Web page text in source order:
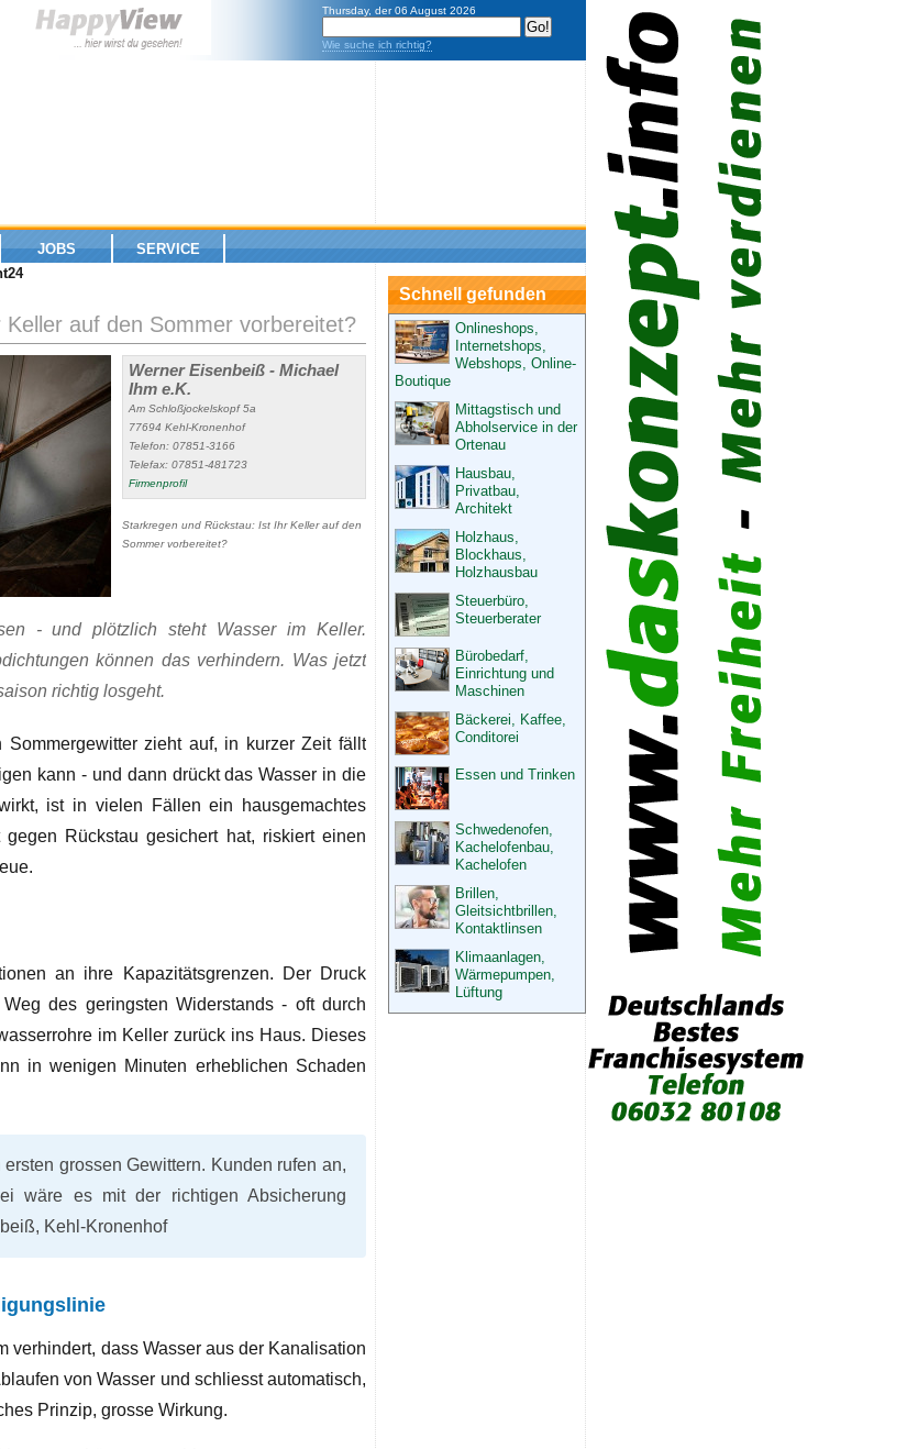
Thursday, der 06 August 2026
Wie suche ich richtig?
JOBS SERVICE
Schnell gefunden
Onlineshops,
Internetshops,
Webshops, Online-
Boutique
Mittagstisch und
Abholservice in der
Ortenau
Hausbau,
Privatbau,
Architekt
Holzhaus,
Blockhaus,
Holzhausbau
Steuerbüro,
Steuerberater
Bürobedarf,
Einrichtung und
Maschinen
Bäckerei, Kaffee,
Conditorei
Essen und Trinken
Schwedenofen,
Kachelofenbau,
Kachelofen
Brillen,
Gleitsichtbrillen,
Kontaktlinsen
Klimaanlagen,
Wärmepumpen,
Lüftung
auf den Sommer vorbereitet?
Werner Eisenbeiß - Michael
Ihm e.K.
Am Schloßjockelskopf 5a
77694 Kehl-Kronenhof
Telefon: 07851-3166
Telefax: 07851-481723
Firmenprofil
Starkregen und Rückstau: Ist Ihr Keller auf den
Sommer vorbereitet?
- und plötzlich steht Wasser im Keller.
können das verhindern. Was jetzt
richtig losgeht.
zieht auf, in kurzer Zeit fällt
kann - und dann drückt das Wasser in die
ist in vielen Fällen ein hausgemachtes
Rückstau gesichert hat, riskiert einen
an ihre Kapazitätsgrenzen. Der Druck
des geringsten Widerstands - oft durch
im Keller zurück ins Haus. Dieses
in wenigen Minuten erheblichen Schaden
grossen Gewittern. Kunden rufen an,
wäre es mit der richtigen Absicherung
Kehl-Kronenhof
verhindert, dass Wasser aus der Kanalisation
von Wasser und schliesst automatisch,
Prinzip, grosse Wirkung.